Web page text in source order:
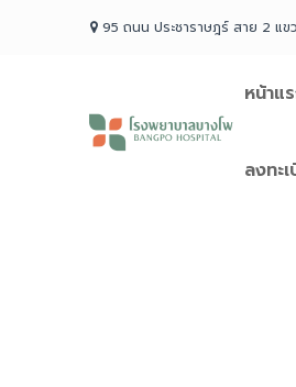
95 ถนน ประชาราษฎร์ สาย 2 แ
โรง
พยาบาล
บางโพ
หน้าแ
ลงทะ